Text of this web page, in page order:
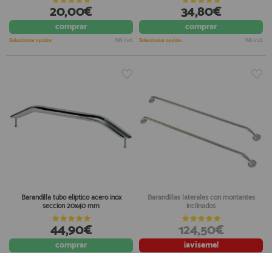
20,00€
comprar
Seleccionar opción IVA incl.
34,80€
comprar
Seleccionar opción IVA incl.
Barandilla tubo eliptico acero inox
seccion 20x40 mm
44,90€
comprar
Barandillas laterales con montantes
inclinados
124,50€
¡avíseme!